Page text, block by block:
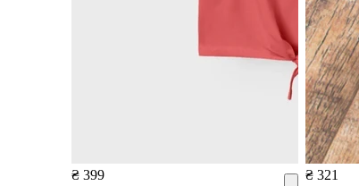
₴ 399
₴ 321